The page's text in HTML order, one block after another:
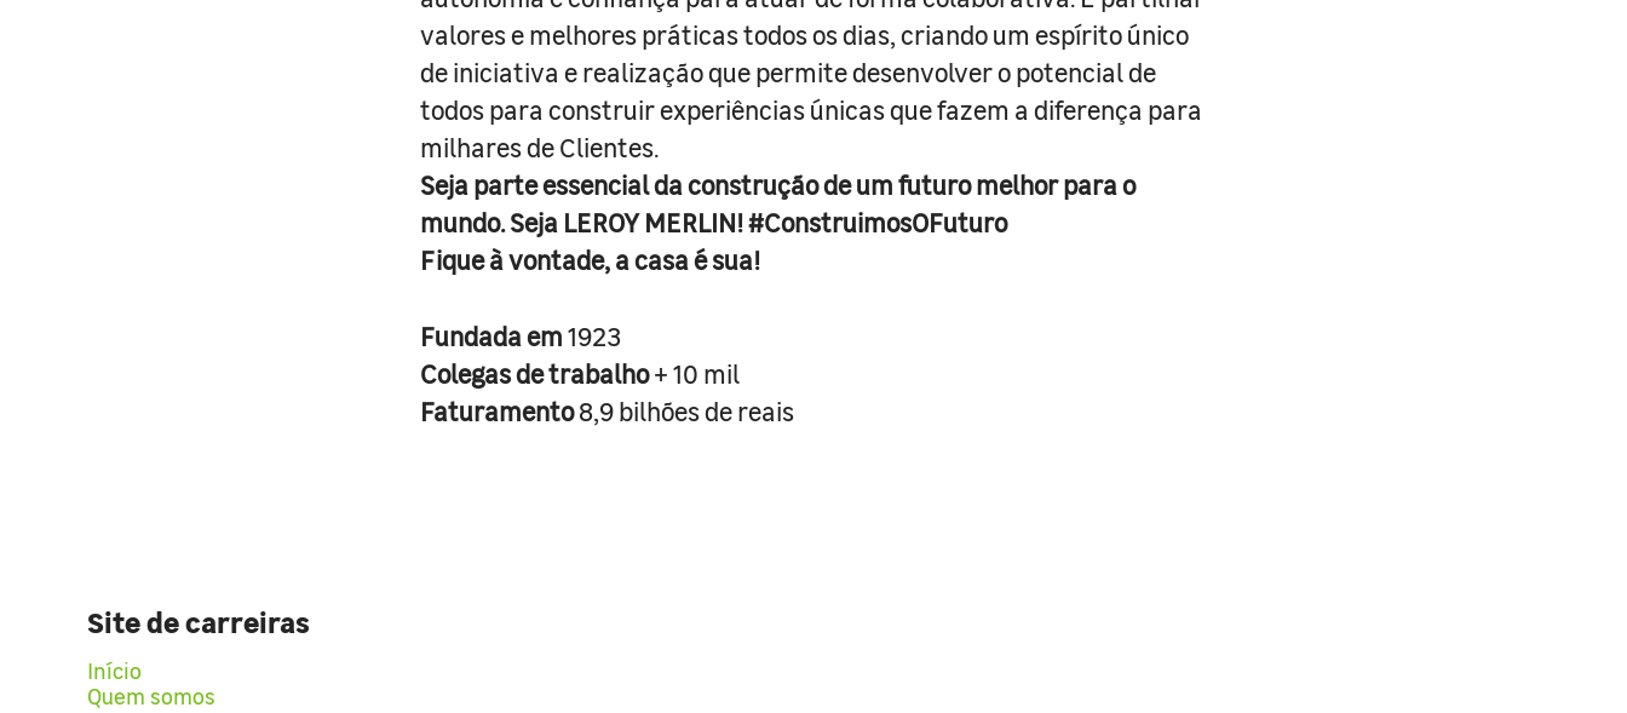
valores e melhores práticas todos os dias, criando um espírito único
de iniciativa e realização que permite desenvolver o potencial de
todos para construir experiências únicas que fazem a diferença para
milhares de Clientes.
Seja parte essencial da construção de um futuro melhor para o
mundo. Seja LEROY MERLIN! #ConstruimosOFuturo
Fique à vontade, a casa é sua!
Fundada em1923
Colegas de trabalho+ 10 mil
Faturamento8,9 bilhões de reais
Site de carreiras
Início
Quem somos